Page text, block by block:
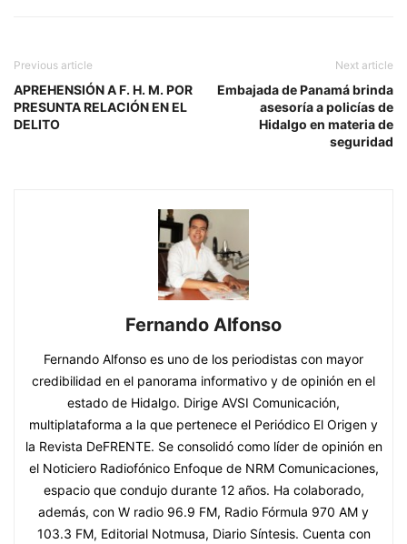
Previous article
APREHENSIÓN A F. H. M. POR
PRESUNTA RELACIÓN EN EL
DELITO
Next article
Embajada de Panamá brinda
asesoría a policías de
Hidalgo en materia de
seguridad
Fernando Alfonso
Fernando Alfonso es uno de los periodistas con mayor
credibilidad en el panorama informativo y de opinión en el
estado de Hidalgo. Dirige AVSI Comunicación,
multiplataforma a la que pertenece el Periódico El Origen y
la Revista DeFRENTE. Se consolidó como líder de opinión en
el Noticiero Radiofónico Enfoque de NRM Comunicaciones,
espacio que condujo durante 12 años. Ha colaborado,
además, con W radio 96.9 FM, Radio Fórmula 970 AM y
103.3 FM, Editorial Notmusa, Diario Síntesis. Cuenta con